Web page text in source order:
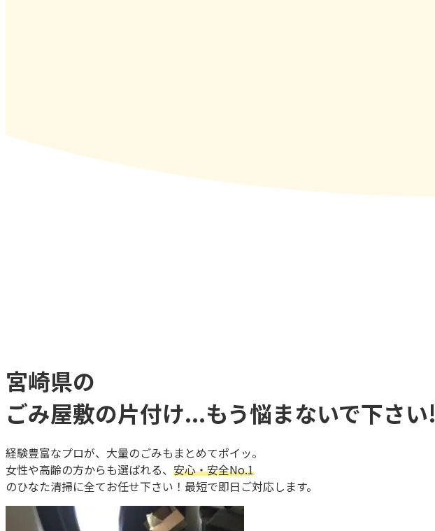
宮崎県の
ごみ屋敷の片付け...もう悩まないで下さい!
経験豊富なプロが、大量のごみもまとめてポイッ。
女性や高齢の方からも選ばれる、 安心・安全No.1
のひなた清掃に全てお任せ下さい！最短で即日ご対応します。